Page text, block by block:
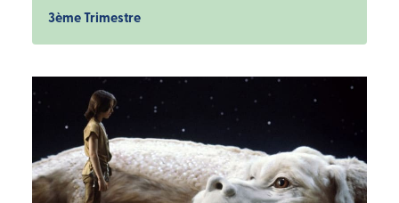
3ème Trimestre